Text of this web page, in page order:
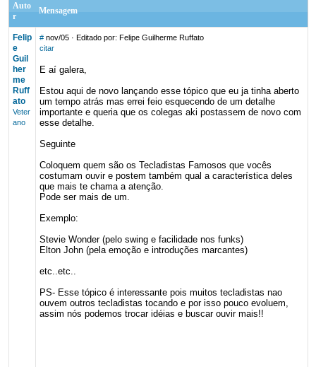
Auto
r
Mensagem
Felip
e
Guil
her
me
Ruff
ato
Veter
ano
# nov/05· Editado por: Felipe Guilherme Ruffato
citar
E aí galera,
Estou aqui de novo lançando esse tópico que eu ja tinha aberto
um tempo atrás mas errei feio esquecendo de um detalhe
importante e queria que os colegas aki postassem de novo com
esse detalhe.
Seguinte
Coloquem quem são os Tecladistas Famosos que vocês
costumam ouvir e postem também qual a característica deles
que mais te chama a atenção.
Pode ser mais de um.
Exemplo:
Stevie Wonder (pelo swing e facilidade nos funks)
Elton John (pela emoção e introduções marcantes)
etc..etc..
PS- Esse tópico é interessante pois muitos tecladistas nao
ouvem outros tecladistas tocando e por isso pouco evoluem,
assim nós podemos trocar idéias e buscar ouvir mais!!